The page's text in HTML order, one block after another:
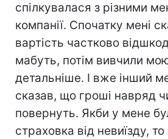
спілкувалася з різними
компанії. Спочатку мені
вартість частково
мабуть, потім вивчили
детальніше. І вже інший
сказав, що гроші навряд
повернуть. Якби у мене
страховка від невиїзду,